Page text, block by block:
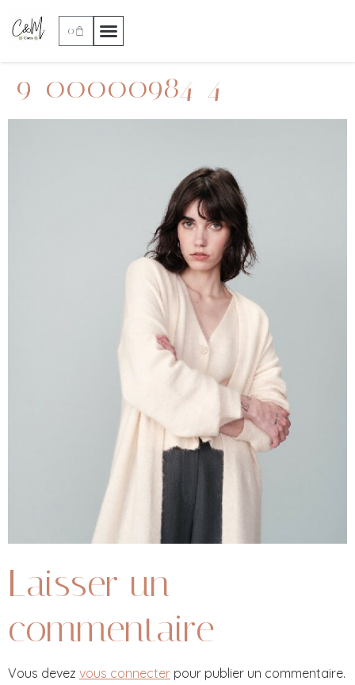
0
9_00000984_4
Laisser un
commentaire
Vous devez vous connecter pour publier un commentaire.